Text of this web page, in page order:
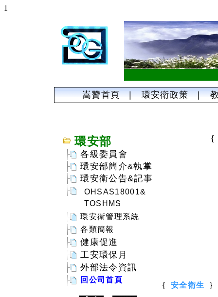
1
嵩贊首頁 |環安衛政策|
環安部
各級委員會
環安部簡介&執掌
環安衛公告&記事
OHSAS18001&
TOSHMS
環安衛管理系統
各類簡報
健康促進
工安環保月
外部法令資訊
回公司首頁
{ 安全衛生 }